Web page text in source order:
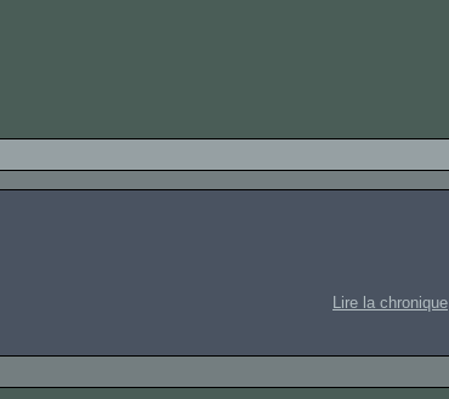
Lire la chronique